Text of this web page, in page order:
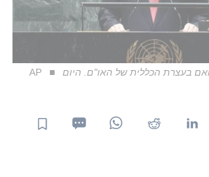
בעצרת הכללית של האו"ם. היום
AP